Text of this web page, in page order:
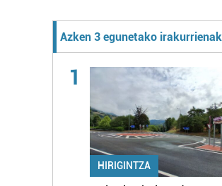
Azken 3 egunetako irakurrienak
1
HIRIGINTZA